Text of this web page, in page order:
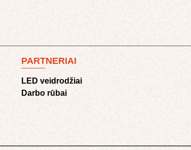
PARTNERIAI
LED veidrodžiai
Darbo rūbai